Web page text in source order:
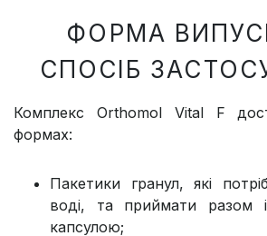
ФОРМА
СПОСІБ
Комплекс Orthomol Vital F
формах:​
Пакетики гранул, які
воді, та приймати разом
капсулою;